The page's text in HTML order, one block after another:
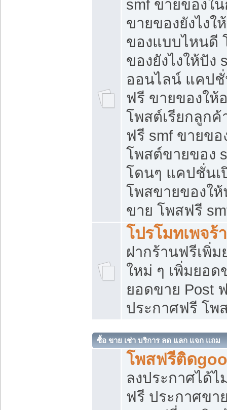
smf ขายของใ
ขายของยังไง
ของแบบไหนดี
ของยังไงให้ปั
ออนไลน์ แคป
ฟรี ขายของให้
โพสต์เรียกลูกค้
ฟรี smf ขายขอ
โพสต์ขายของ
โดนๆ แคปชั่นเ
โพสขายของใ
ขาย โพสฟรี
โปรโมทเพจร้
ฝากร้านฟรีเพิ่
ใหม่ ๆ เพิ่มยอด
ยอดขาย Post
ประกาศฟรี โพ
ซื้อ ขาย เช่า บริการ ลด แลก แจก แถม
โพสฟรีติด
ลงประกาศได้
ฟรี ประกาศข